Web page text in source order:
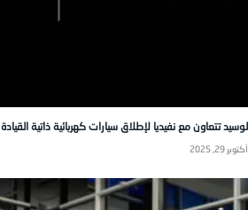
لوسيد تتعاون مع نفيديا لإطلاق سيارات كهربائية ذاتية القيادة
أكتوبر 29, 2025